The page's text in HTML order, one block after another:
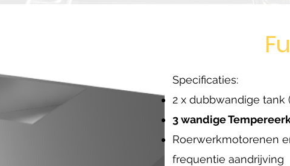
Specificaties:
2 x dubbwandige tank
3 wandige
Roerwerkmotorenen
frequentie aandrijving